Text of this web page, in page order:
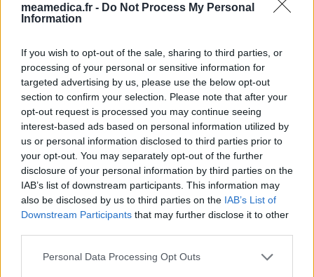
meamedica.fr - Do Not Process My Personal
Information
If you wish to opt-out of the sale, sharing to third parties, or
processing of your personal or sensitive information for
targeted advertising by us, please use the below opt-out
section to confirm your selection. Please note that after your
opt-out request is processed you may continue seeing
interest-based ads based on personal information utilized by
us or personal information disclosed to third parties prior to
your opt-out. You may separately opt-out of the further
disclosure of your personal information by third parties on the
IAB’s list of downstream participants. This information may
also be disclosed by us to third parties on the IAB’s List of
Downstream Participants that may further disclose it to other
Personal Data Processing Opt Outs
25/03/2017 | Homme | 69
ezetimibe/atorvastatine (10MG/20MG)
Cholesterol
Efficacité
Quantité effets secondaires
effets secondaires après 1 mois
votre avis 0 réactions
17/11/2016 | Homme | 62